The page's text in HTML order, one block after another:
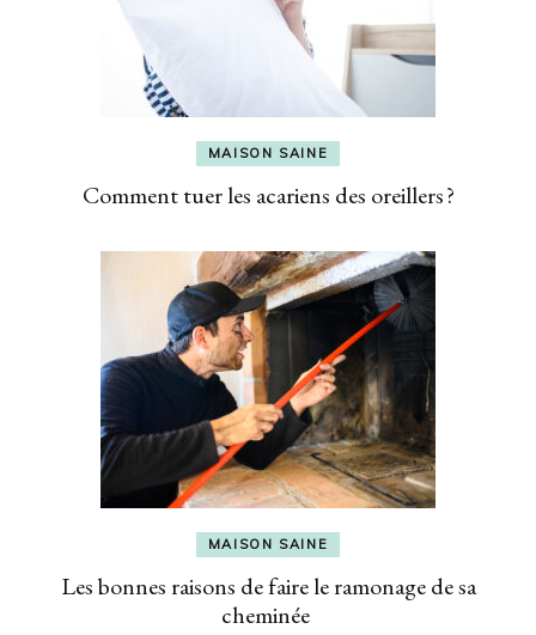
MAISON SAINE
Comment tuer les acariens des oreillers ?
MAISON SAINE
Les bonnes raisons de faire le ramonage de sa
cheminée